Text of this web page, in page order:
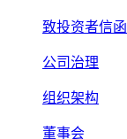
致投资者信函
公司治理
组织架构
董事会